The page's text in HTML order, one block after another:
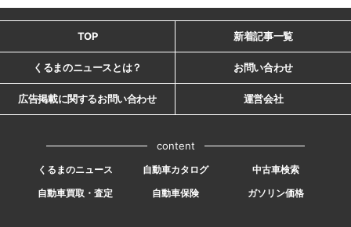
TOP 新着記事一覧
くるまのニュースとは？ お問い合わせ
広告掲載に関するお問い合わせ 運営会社
content
くるまのニュース 自動車カタログ
中古車検索
自動車買取・査定
自動車保険 ガソリン価格